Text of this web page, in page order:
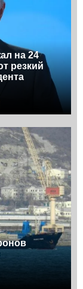
на 24
резкий